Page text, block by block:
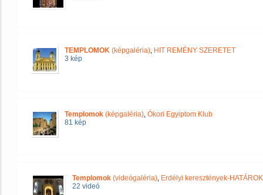
TEMPLOMOK (képgaléria), HIT REMÉNY SZERETET
3 kép
Templomok (képgaléria), Ókori Egyiptom Klub
81 kép
Templomok (videógaléria), Erdélyi keresztények-
22 videó